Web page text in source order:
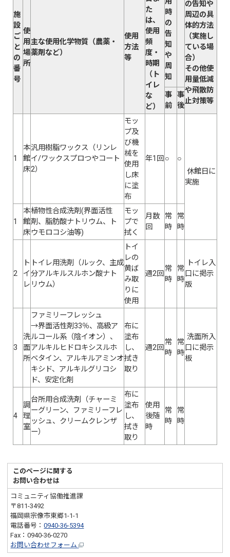
施
設
ご
と
の
番
号
使
用
場
所
主な使用化学物質（農薬・
薬剤など）
使用
方法
等
た
は、
使用
頻
度・
時期
（ト
イレ
な
ど）
時
の
告
知
や
周
知
の告知や
周辺の具
体的方法
（実施し
ている場
合）
その他使
用量低減
や飛散防
止対策等
事
前
事
後
1
本
館
床
汎用樹脂ワックス（リンレ
イ/ワックスプロつやコート
2）
モッ
プ及
び機
械を
使用
し床
に塗
布
年1回 ○
○
休館日に
実施
1
本
館
床
植物性合成洗剤(界面活性
剤、脂肪酸ナトリウム、ト
ウモロコシ油等)
モッ
プで
拭く
月数
回
常
時
常
時
2
ト
イ
レ
トイレ用洗剤（ルック、主成
分アルキルスルホン酸ナト
リウム）
トイ
レの
黄ば
み取
りに
使用
週2回
常
時
常
時
トイレ入
口に掲示
版
3
洗
面
所
ファミリーフレッシュ
→界面活性剤33％、高級ア
ルコール系（陰イオン）、
アルキルヒドロキシスルホ
ベタイン、アルキルアミンオ
キシド、アルキルグリコシ
ド、安定化剤
布に
塗布
し、
拭き
取り
週2回
常
時
常
時
洗面所入
口に掲示
板
4
調
理
室
台所用合成洗剤（チャーミ
ーグリーン、ファミリーフレ
ッシュ、クリームクレンザ
ー）
布に
塗布
し、
拭き
取り
使用
後随
時
常
時
常
時
このページに関する
お問い合わせは
コミュニティ協働推進課
〒811-3492
福岡県宗像市東郷1-1-1
電話番号：0940-36-5394
Fax：0940-36-0270
お問い合わせフォーム